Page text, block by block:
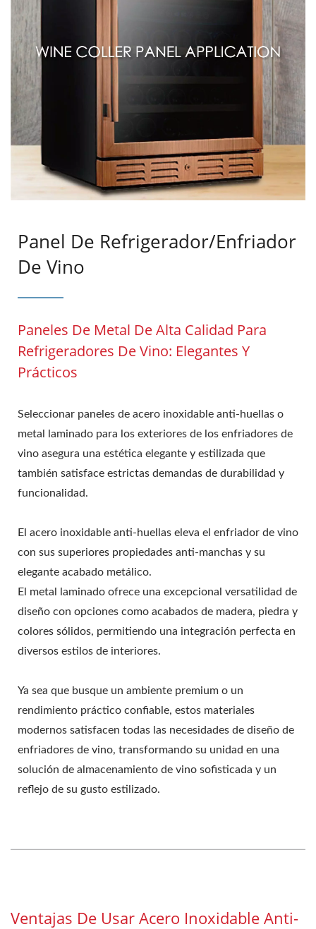
Panel De Refrigerador/enfriador
De Vino
Paneles De Metal De Alta Calidad Para
Refrigeradores De Vino: Elegantes Y
Prácticos
Seleccionar paneles de acero inoxidable anti-huellas o
metal laminado para los exteriores de los enfriadores de
vino asegura una estética elegante y estilizada que
también satisface estrictas demandas de durabilidad y
funcionalidad.
El acero inoxidable anti-huellas eleva el enfriador de vino
con sus superiores propiedades anti-manchas y su
elegante acabado metálico.
El metal laminado ofrece una excepcional versatilidad de
diseño con opciones como acabados de madera, piedra y
colores sólidos, permitiendo una integración perfecta en
diversos estilos de interiores.
Ya sea que busque un ambiente premium o un
rendimiento práctico confiable, estos materiales
modernos satisfacen todas las necesidades de diseño de
enfriadores de vino, transformando su unidad en una
solución de almacenamiento de vino sofisticada y un
reflejo de su gusto estilizado.
Ventajas De Usar Acero Inoxidable Anti-